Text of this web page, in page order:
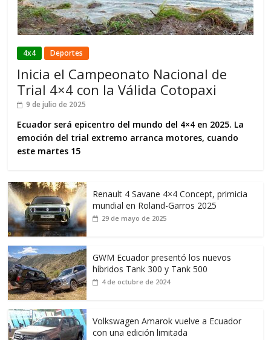
4x4 Deportes
Inicia el Campeonato Nacional de
Trial 4×4 con la Válida Cotopaxi
9 de julio de 2025
Ecuador será epicentro del mundo del 4×4 en 2025. La
emoción del trial extremo arranca motores, cuando
este martes 15
Renault 4 Savane 4×4 Concept, primicia
mundial en Roland-Garros 2025
29 de mayo de 2025
GWM Ecuador presentó los nuevos
híbridos Tank 300 y Tank 500
4 de octubre de 2024
Volkswagen Amarok vuelve a Ecuador
con una edición limitada